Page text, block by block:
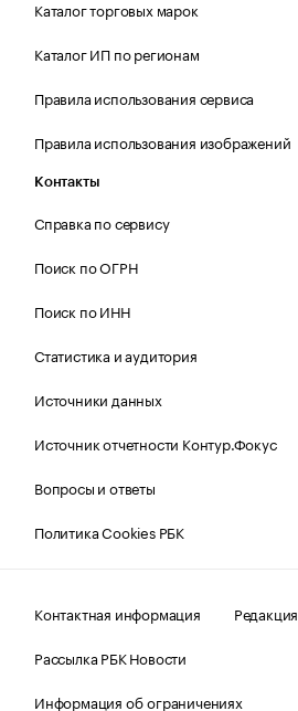
Каталог торговых марок
Каталог ИП по регионам
Правила использования сервиса
Правила использования изображений
Контакты
Справка по сервису
Поиск по ОГРН
Поиск по ИНН
Статистика и аудитория
Источники данных
Источник отчетности Контур.Фокус
Вопросы и ответы
Политика Cookies РБК
Контактная информация
Редакция
Рассылка РБК Новости
Информация об ограничениях